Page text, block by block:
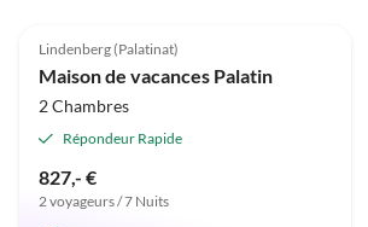
Lindenberg (Palatinat)
Maison de vacances Palatin
2 Chambres
Répondeur Rapide
827,- €
2 voyageurs / 7 Nuits